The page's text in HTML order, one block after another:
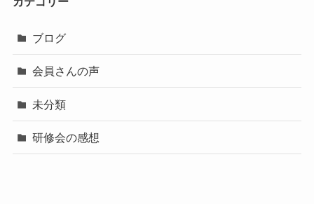
ブログ
会員さんの声
未分類
研修会の感想